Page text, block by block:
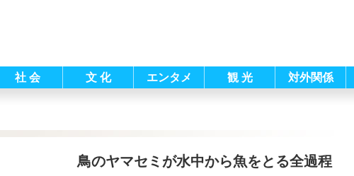
社 会 文 化 エンタメ 観 光 対外関係
鳥のヤマセミが水中から魚をとる全過程